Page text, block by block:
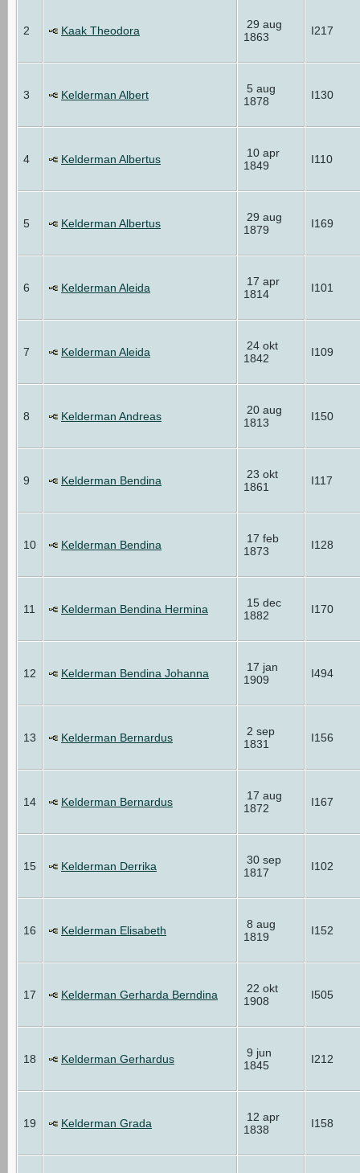
2 Kaak Theodora
29 aug
1863
I217
3 Kelderman Albert
5 aug
1878
I130
4 Kelderman Albertus
10 apr
1849
I110
5 Kelderman Albertus
29 aug
1879
I169
6 Kelderman Aleida
17 apr
1814
I101
7 Kelderman Aleida
24 okt
1842
I109
8 Kelderman Andreas
20 aug
1813
I150
9 Kelderman Bendina
23 okt
1861
I117
10 Kelderman Bendina
17 feb
1873
I128
11 Kelderman Bendina Hermina
15 dec
1882
I170
12 Kelderman Bendina Johanna
17 jan
1909
I494
13 Kelderman Bernardus
2 sep
1831
I156
14 Kelderman Bernardus
17 aug
1872
I167
15 Kelderman Derrika
30 sep
1817
I102
16 Kelderman Elisabeth
8 aug
1819
I152
17 Kelderman Gerharda Berndina
22 okt
1908
I505
18 Kelderman Gerhardus
9 jun
1845
I212
19 Kelderman Grada
12 apr
1838
I158